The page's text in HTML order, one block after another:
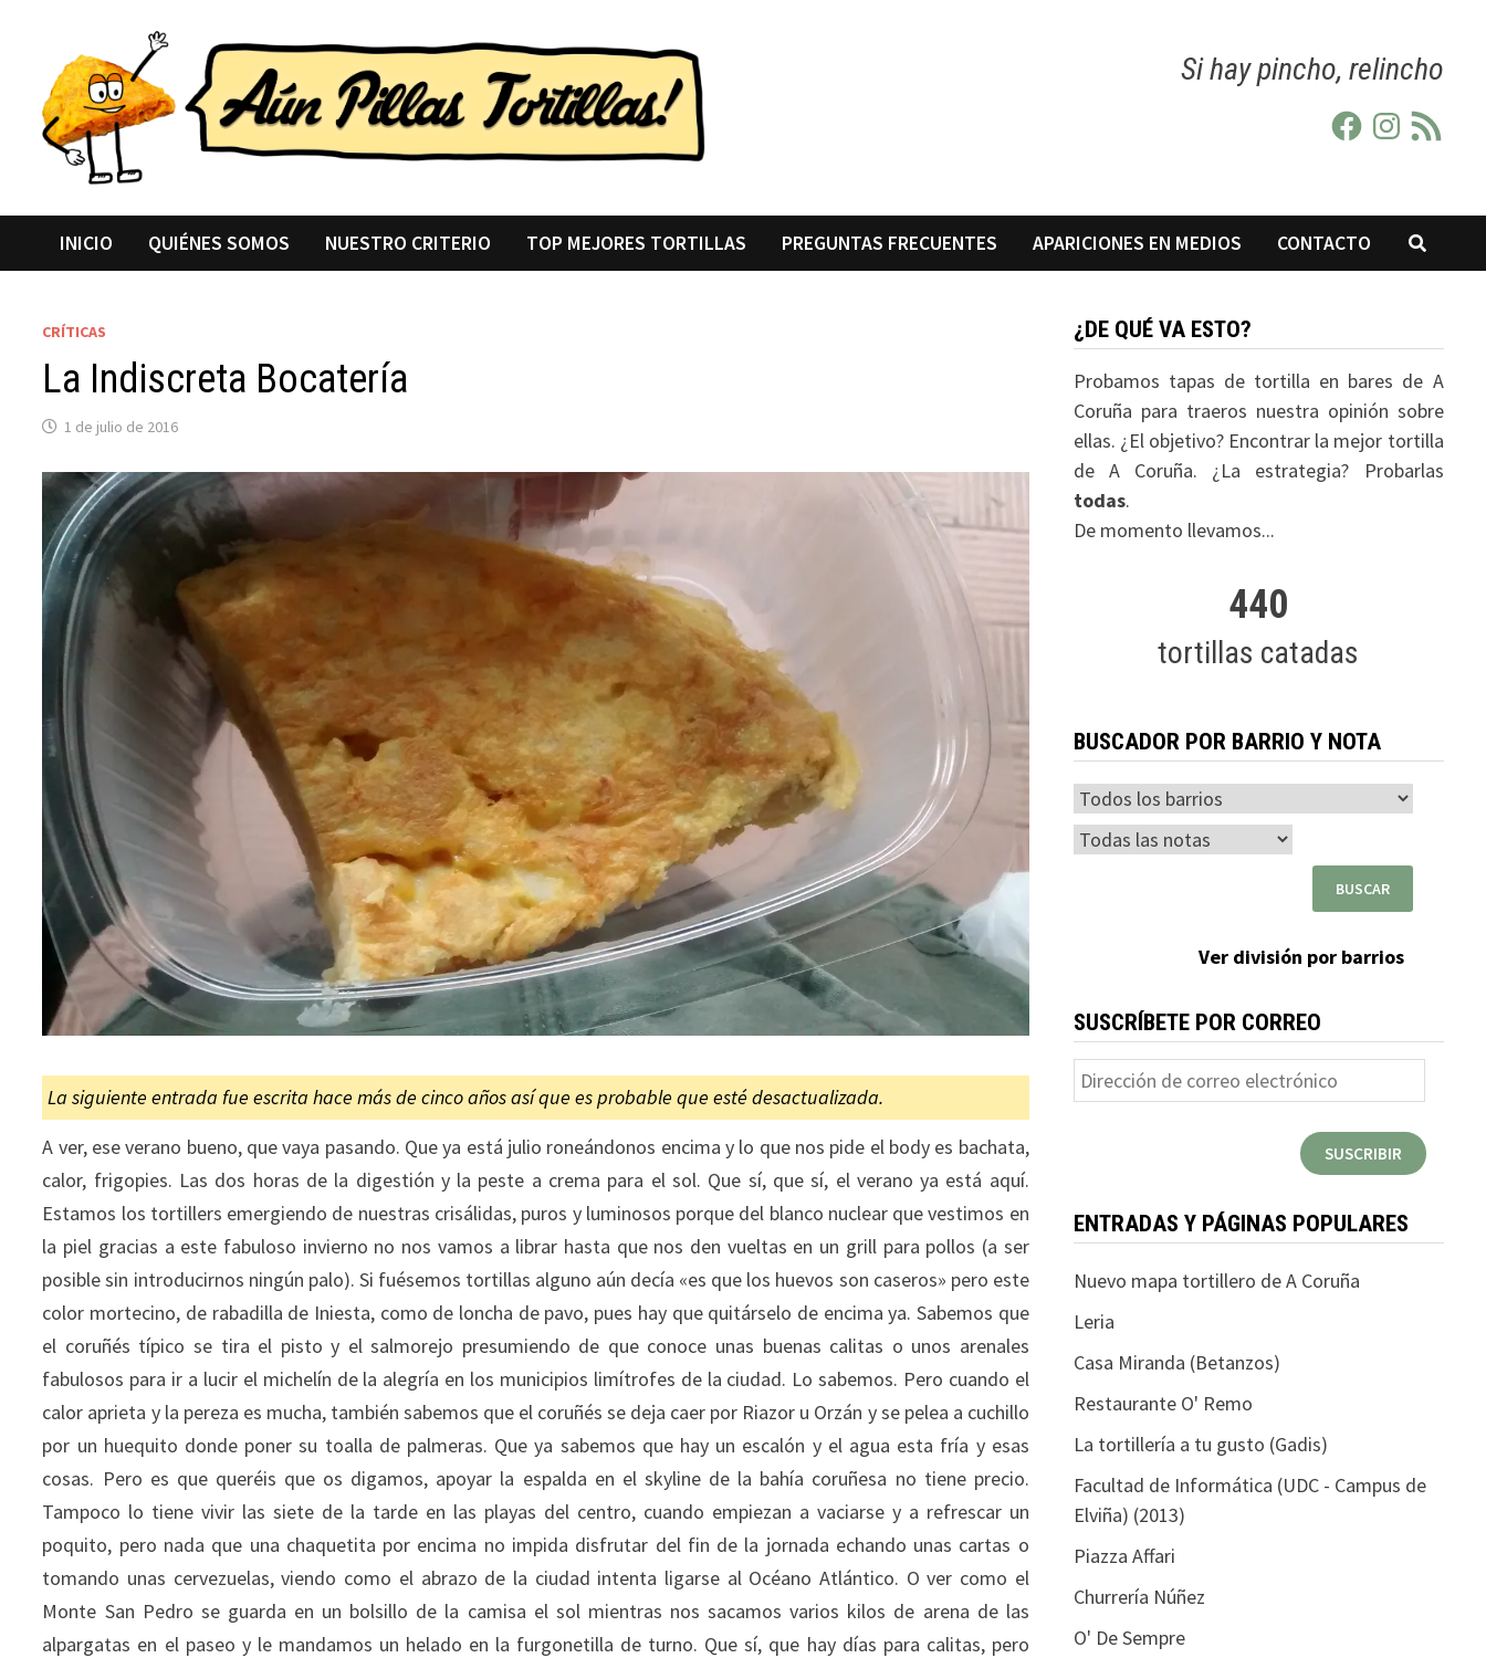
contenido
Si hay pincho, relincho
FacebookInstagram
Feed
RSS
INICIO QUIÉNES SOMOS NUESTRO CRITERIO TOP MEJORES TORTILLAS PREGUNTAS FRECUENTES APARICIONES EN MEDIOS CONTACTO
CRÍTICAS
La Indiscreta Bocatería
1 de julio de 2016
La siguiente entrada fue escrita hace más de cinco años así que es probable que esté desactualizada.
A ver, ese verano bueno, que vaya pasando. Que ya está julio roneándonos encima y lo que nos pide el body es bachata,
calor, frigopies. Las dos horas de la digestión y la peste a crema para el sol. Que sí, que sí, el verano ya está aquí.
Estamos los tortillers emergiendo de nuestras crisálidas, puros y luminosos porque del blanco nuclear que vestimos en
la piel gracias a este fabuloso invierno no nos vamos a librar hasta que nos den vueltas en un grill para pollos (a ser
posible sin introducirnos ningún palo). Si fuésemos tortillas alguno aún decía «es que los huevos son caseros» pero este
color mortecino, de rabadilla de Iniesta, como de loncha de pavo, pues hay que quitárselo de encima ya. Sabemos que
el coruñés típico se tira el pisto y el salmorejo presumiendo de que conoce unas buenas calitas o unos arenales
fabulosos para ir a lucir el michelín de la alegría en los municipios limítrofes de la ciudad. Lo sabemos. Pero cuando el
calor aprieta y la pereza es mucha, también sabemos que el coruñés se deja caer por Riazor u Orzán y se pelea a cuchillo
por un huequito donde poner su toalla de palmeras. Que ya sabemos que hay un escalón y el agua esta fría y esas
cosas. Pero es que queréis que os digamos, apoyar la espalda en el skyline de la bahía coruñesa no tiene precio.
Tampoco lo tiene vivir las siete de la tarde en las playas del centro, cuando empiezan a vaciarse y a refrescar un
poquito, pero nada que una chaquetita por encima no impida disfrutar del fin de la jornada echando unas cartas o
tomando unas cervezuelas, viendo como el abrazo de la ciudad intenta ligarse al Océano Atlántico. O ver como el
Monte San Pedro se guarda en un bolsillo de la camisa el sol mientras nos sacamos varios kilos de arena de las
alpargatas en el paseo y le mandamos un helado en la furgonetilla de turno. Que sí, que hay días para calitas, pero
¿DE QUÉ VA ESTO?
Probamos tapas de tortilla en bares de A
Coruña para traeros nuestra opinión sobre
ellas. ¿El objetivo? Encontrar la mejor tortilla
de A Coruña. ¿La estrategia? Probarlas
todas.
De momento llevamos...
440
tortillas catadas
BUSCADOR POR BARRIO Y NOTA
Ver división por barrios
SUSCRÍBETE POR CORREO
Dirección
de
SUSCRIBIR
ENTRADAS Y PÁGINAS POPULARES
Nuevo mapa tortillero de A Coruña
Leria
Casa Miranda (Betanzos)
Restaurante O' Remo
La tortillería a tu gusto (Gadis)
Facultad de Informática (UDC - Campus de
Elviña) (2013)
Piazza Affari
Churrería Núñez
O' De Sempre